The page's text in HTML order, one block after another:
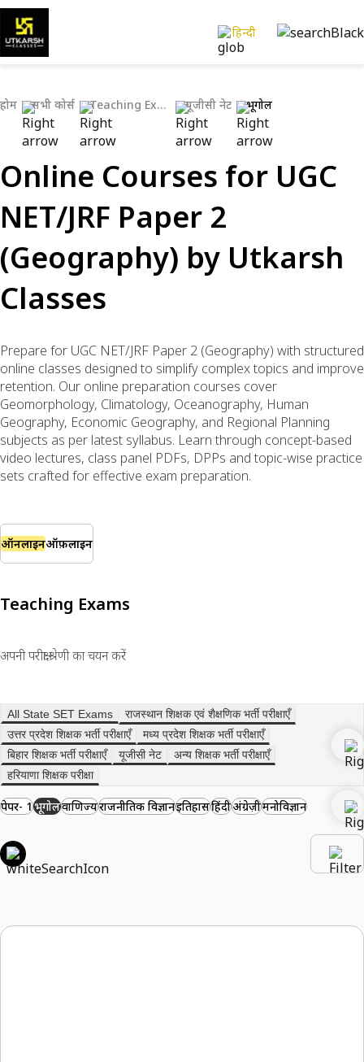
हिन्दी
होम सभी कोर्स Teaching Exams यूजीसी नेट भूगोल
Online Courses for UGC
NET/JRF Paper 2
(Geography) by Utkarsh
Classes
Prepare for UGC NET/JRF Paper 2 (Geography) with structured
online classes designed to simplify complex topics and improve
retention. Our online preparation courses cover
Geomorphology, Climatology, Oceanography, Human
Geography, Economic Geography, and Regional Planning
subjects as per latest syllabus. Learn through concept-based
video lectures, class panel PDFs, DPPs and topic-wise practice
sets crafted for effective exam preparation.
Teaching Exams
अपनी परीक्षा श्रेणी का चयन करें
ऑनलाइनऑफ़लाइन
All State SET Exams
राजस्थान शिक्षक एवं शैक्षणिक भर्ती परीक्षाएँ
उत्तर प्रदेश शिक्षक भर्ती परीक्षाएँ
मध्य प्रदेश शिक्षक भर्ती परीक्षाएँ
बिहार शिक्षक भर्ती परीक्षाएँ
यूजीसी नेट
अन्य शिक्षक भर्ती परीक्षाएँ
हरियाणा शिक्षक परीक्षा
पेपर- 1भूगोलवाणिज्यराजनीतिक विज्ञानइतिहासहिंदीअंग्रेज़ीमनोविज्ञान